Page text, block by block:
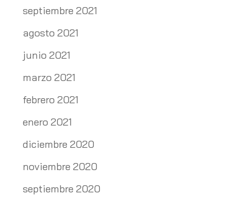
septiembre 2021
agosto 2021
junio 2021
marzo 2021
febrero 2021
enero 2021
diciembre 2020
noviembre 2020
septiembre 2020